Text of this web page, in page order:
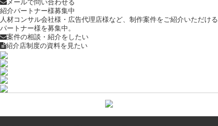
メールで問い合わせる
紹介パートナー様募集中
人材コンサル会社様・広告代理店様など、制作案件をご紹介いただける
パートナー様を募集中。
案件の相談・紹介をしたい
紹介店制度の資料を見たい